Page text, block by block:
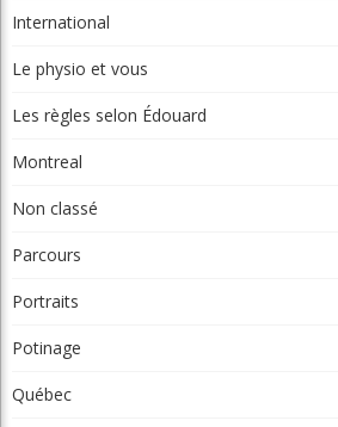
International
Le physio et vous
Les règles selon Édouard
Montreal
Non classé
Parcours
Portraits
Potinage
Québec